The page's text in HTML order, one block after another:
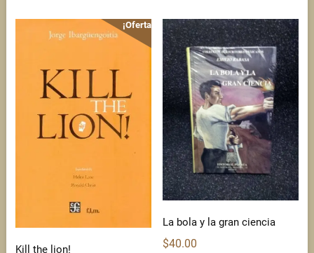
¡Oferta!
Kill the lion!
La bola y la gran ciencia
$40.00